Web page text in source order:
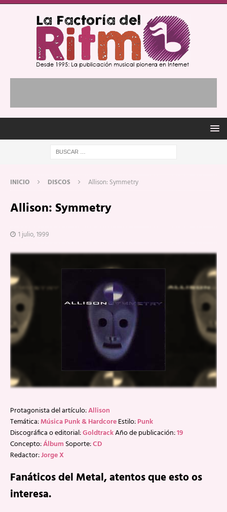
INICIO DISCOS Allison: Symmetry
Allison: Symmetry
1 julio, 1999
Protagonista del artículo:Allison
Temática:Música Punk & HardcoreEstilo:Punk
Discográfica o editorial:GoldtrackAño de publicación:19
Concepto:Álbum Soporte:CD
Redactor:Jorge X
Fanáticos del Metal, atentos que esto os
interesa.